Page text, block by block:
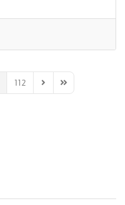
112 Next PageLast Page